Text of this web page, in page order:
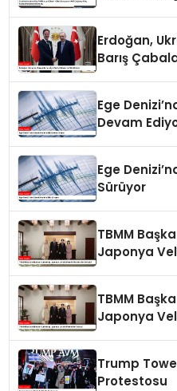
Erdoğan,
Barış
Ege
Devam
Ege
Sürüyor
TBMM
Japonya
TBMM
Japonya
Trump
Protestosu